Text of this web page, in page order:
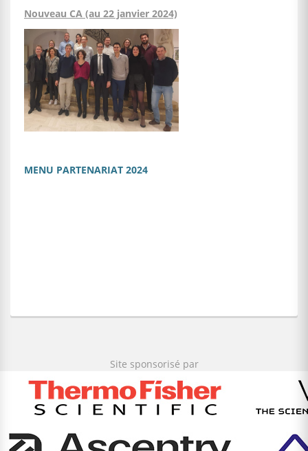
Nouveau CA (au 22 janvier 2024)
MENU PARTENARIAT 2024
Site sponsorisé par